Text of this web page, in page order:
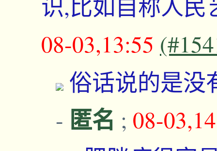
识,比如自称人
08-03,13:55
俗话说的是没
- 匿名 ; 08-